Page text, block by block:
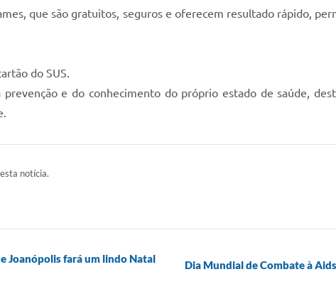
que são gratuitos, seguros e oferecem resultado rápido,
do SUS.
e do conhecimento do próprio estado de saúde,
notícia.
Joanópolis fará um lindo Natal
Dia Mundial de Combate à